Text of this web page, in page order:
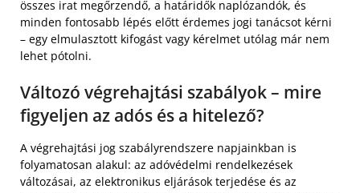
összes irat megőrzendő, a határidők naplózandók, és
minden fontosabb lépés előtt érdemes jogi tanácsot kérni
– egy elmulasztott kifogást vagy kérelmet utólag már nem
lehet pótolni.
Változó végrehajtási szabályok – mire
figyeljen az adós és a hitelező?
A végrehajtási jog szabályrendszere napjainkban is
folyamatosan alakul: az adóvédelmi rendelkezések
változásai, az elektronikus eljárások terjedése és az